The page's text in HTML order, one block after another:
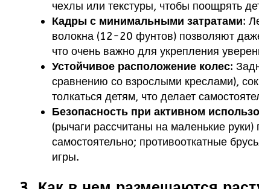
чехлы или текстуры, чтобы поощрять
Кадры с минимальными затратами:
волокна (12-20 фунтов) позволяют
что очень важно для укрепления
Устойчивое расположение колес:
сравнению со взрослыми креслами),
толкаться детям, что делает
Безопасность при активном
(рычаги рассчитаны на маленькие
самостоятельно; противооткатные
игры.